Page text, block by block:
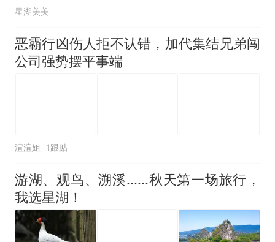
星湖美美
恶霸行凶伤人拒不认错，加代集结兄弟闯
公司强势摆平事端
渲渲姐 1跟贴
游湖、观鸟、溯溪......秋天第一场旅行，
我选星湖！